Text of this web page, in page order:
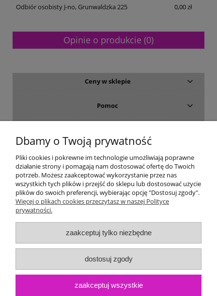
Odbiór osobisty J-no, Grunwaldzka 225 0,00 zł
Opinie o produkcie (0)
Ceny w sklepie
Pomoc
Moje konto
Gwarancja i zwroty
O firmie
Dbamy o Twoją prywatność
Pliki cookies i pokrewne im technologie umożliwiają poprawne
działanie strony i pomagają nam dostosować ofertę do Twoich
potrzeb. Możesz zaakceptować wykorzystanie przez nas
wszystkich tych plików i przejść do sklepu lub dostosować użycie
plików do swoich preferencji, wybierając opcję "Dostosuj zgody".
Więcej o plikach cookies przeczytasz w naszej Polityce
prywatności.
zaakceptuj tylko niezbędne
dostosuj zgody
zaakceptuj wszystkie